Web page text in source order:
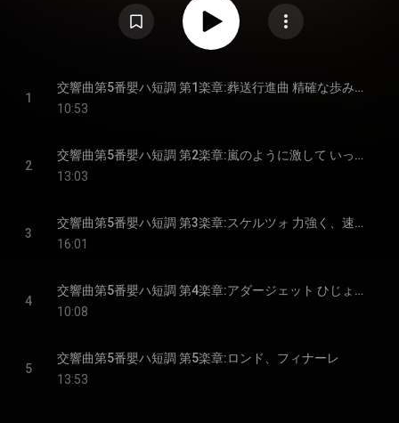
1
交響曲第5番嬰ハ短調 第1楽章:葬送行進曲 精確な歩みで、厳格に、葬送のように
10:53
2
交響曲第5番嬰ハ短調 第2楽章:嵐のように激して いっそう大きなはげしさで
13:03
3
交響曲第5番嬰ハ短調 第3楽章:スケルツォ 力強く、速すぎずに
16:01
4
交響曲第5番嬰ハ短調 第4楽章:アダージェット ひじょうにゆっくりと
10:08
5
交響曲第5番嬰ハ短調 第5楽章:ロンド、フィナーレ
13:53